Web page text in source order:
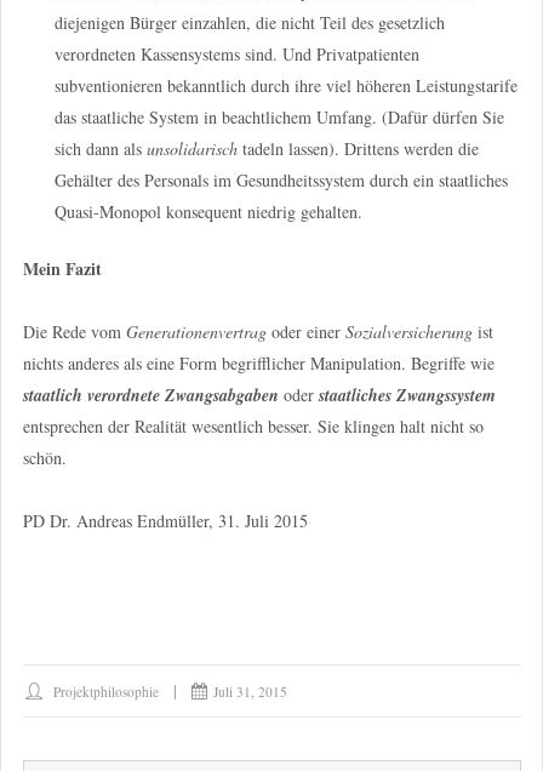
diejenigen Bürger einzahlen, die nicht Teil des gesetzlich
verordneten Kassensystems sind. Und Privatpatienten
subventionieren bekanntlich durch ihre viel höheren Leistungstarife
das staatliche System in beachtlichem Umfang. (Dafür dürfen Sie
sich dann als unsolidarischtadeln lassen). Drittens werden die
Gehälter des Personals im Gesundheitssystem durch ein staatliches
Quasi-Monopol konsequent niedrig gehalten.
Mein Fazit
Die Rede vom Generationenvertragoder einer Sozialversicherungist
nichts anderes als eine Form begrifflicher Manipulation. Begriffe wie
staatlich verordnete Zwangsabgaben oderstaatliches Zwangssystem
entsprechen der Realität wesentlich besser. Sie klingen halt nicht so
schön.
PD Dr. Andreas Endmüller, 31. Juli 2015
Projektphilosophie Juli 31, 2015